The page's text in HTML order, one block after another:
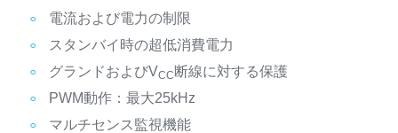
電流および電力の制限
スタンバイ時の超低消費電力
グランドおよびVCC 断線に対する保護
PWM動作：最大25kHz
マルチセンス監視機能